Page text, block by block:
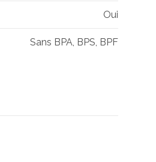
Oui
Sans BPA, BPS, BPF
10000UF